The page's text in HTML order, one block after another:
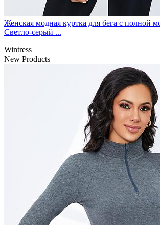
Женская модная куртка для бега с полной
Светло-серый ...
Wintress
New Products